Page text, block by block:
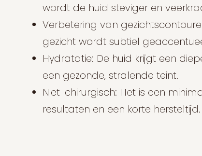
wordt de huid steviger en
Verbetering van
gezicht wordt subtiel
Hydratatie: De huid krijgt een
een gezonde, stralende teint.
Niet-chirurgisch: Het is een
resultaten en een korte hersteltijd.